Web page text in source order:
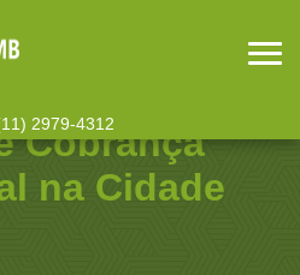
2979-4312
Cobrança
na Cidade